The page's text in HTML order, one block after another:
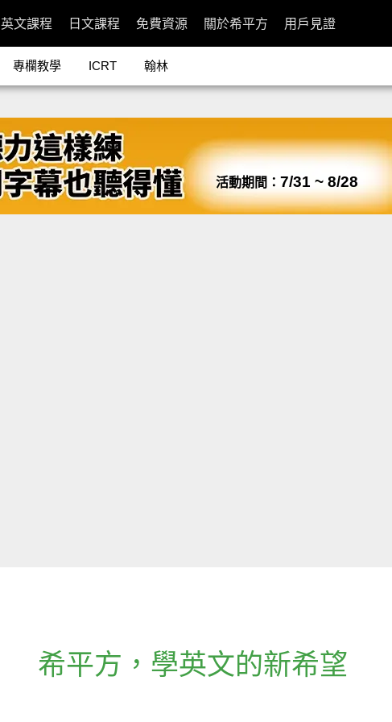
英文課程 日文課程 免費資源 關於希平方 用戶見證
專欄教學 ICRT 翰林
活動期間： 7/31 ~ 8/28
希平方 ， 學英文的新希望